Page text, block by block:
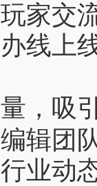
家交
线上
，吸
辑团
业动